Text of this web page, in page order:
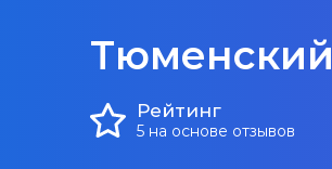
Тюменский
Рейтинг
5 на основе отзывов